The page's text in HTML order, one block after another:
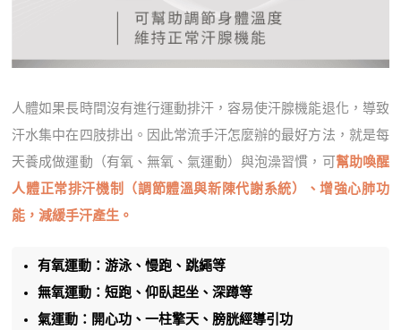
人體如果長時間沒有進行運動排汗，容易使汗腺機能退化，導致
汗水集中在四肢排出。因此常流手汗怎麼辦的最好方法，就是每
天養成做運動（有氧、無氧、氣運動）與泡澡習慣，可 幫助喚醒
人體正常排汗機制（調節體溫與新陳代謝系統）、增強心肺功
能，減緩手汗產生。
有氧運動：游泳、慢跑、跳繩等
無氧運動：短跑、仰臥起坐、深蹲等
氣運動：開心功、一柱擎天、膀胱經導引功